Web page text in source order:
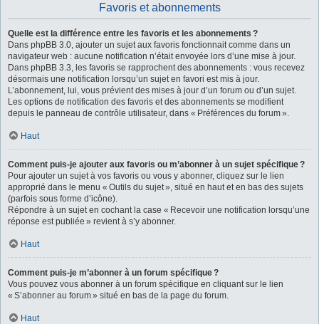
Favoris et abonnements
Quelle est la différence entre les favoris et les abonnements ?
Dans phpBB 3.0, ajouter un sujet aux favoris fonctionnait comme dans un
navigateur web : aucune notification n’était envoyée lors d’une mise à jour.
Dans phpBB 3.3, les favoris se rapprochent des abonnements : vous recevez
désormais une notification lorsqu’un sujet en favori est mis à jour.
L’abonnement, lui, vous prévient des mises à jour d’un forum ou d’un sujet.
Les options de notification des favoris et des abonnements se modifient
depuis le panneau de contrôle utilisateur, dans « Préférences du forum ».
Haut
Comment puis-je ajouter aux favoris ou m’abonner à un sujet spécifique ?
Pour ajouter un sujet à vos favoris ou vous y abonner, cliquez sur le lien
approprié dans le menu « Outils du sujet », situé en haut et en bas des sujets
(parfois sous forme d’icône).
Répondre à un sujet en cochant la case « Recevoir une notification lorsqu’une
réponse est publiée » revient à s’y abonner.
Haut
Comment puis-je m’abonner à un forum spécifique ?
Vous pouvez vous abonner à un forum spécifique en cliquant sur le lien
« S’abonner au forum » situé en bas de la page du forum.
Haut